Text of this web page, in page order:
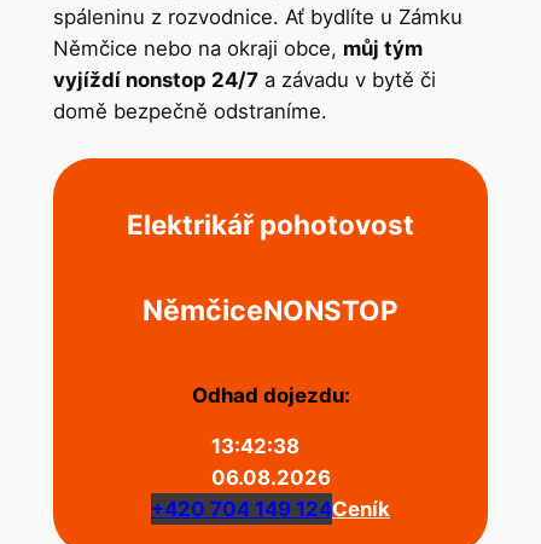
spáleninu z rozvodnice. Ať bydlíte u Zámku
Němčice nebo na okraji obce, můj tým
vyjíždí nonstop 24/7a závadu v bytě či
domě bezpečně odstraníme.
Elektrikář pohotovost
NěmčiceNONSTOP
Odhad dojezdu:
13:42:38
06.08.2026
+420 704 149 124Ceník